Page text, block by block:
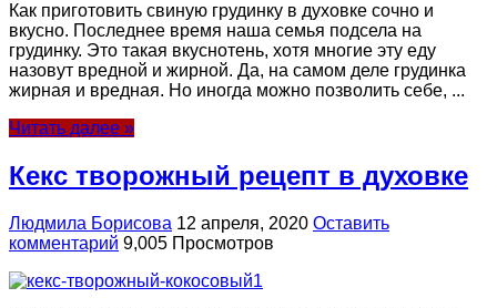
Как приготовить свиную грудинку в духовке сочно и
вкусно. Последнее время наша семья подсела на
грудинку. Это такая вкуснотень, хотя многие эту еду
назовут вредной и жирной. Да, на самом деле грудинка
жирная и вредная. Но иногда можно позволить себе, ...
Читать далее »
Кекс творожный рецепт в духовке
Людмила Борисова 12 апреля, 2020 Оставить
комментарий 9,005 Просмотров